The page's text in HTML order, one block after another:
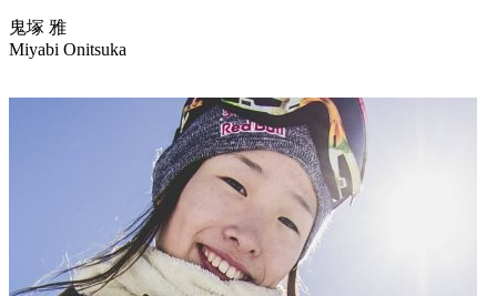
鬼塚 雅
Miyabi Onitsuka